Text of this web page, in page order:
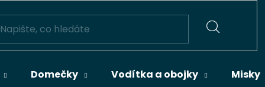
HLEDAT
Domečky Vodítka a obojky Misky